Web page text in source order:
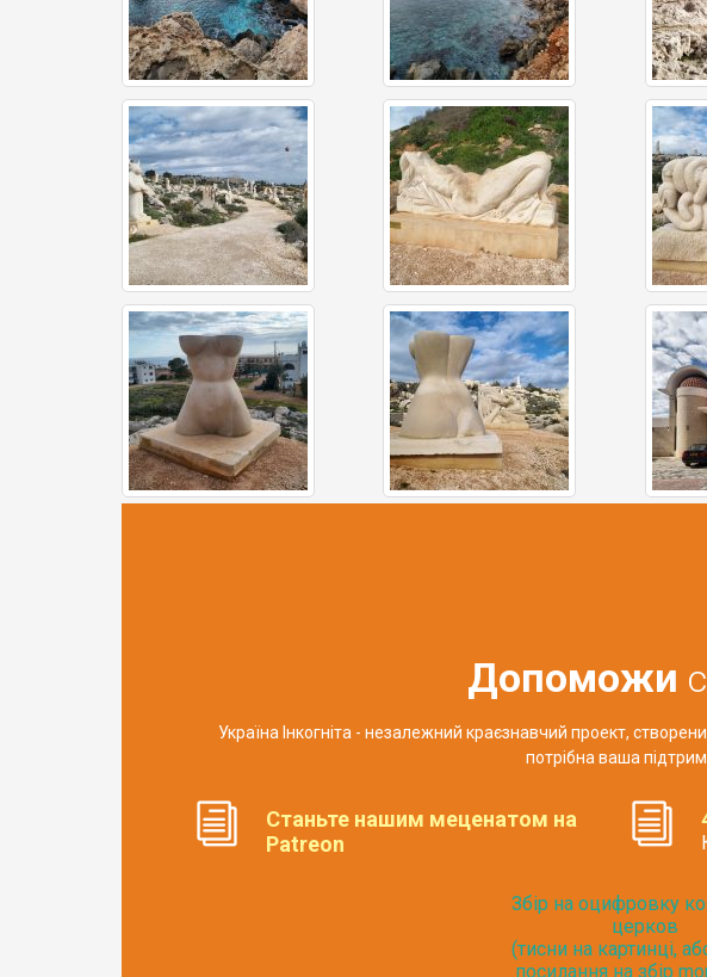
Допоможи
Україна Інкогніта - незалежний краєзнавчий проект,
потрібна ваша
Станьте нашим меценатом на
Patreon
Збір на оцифровку
церков
(тисни на картинці,
посилання на збір